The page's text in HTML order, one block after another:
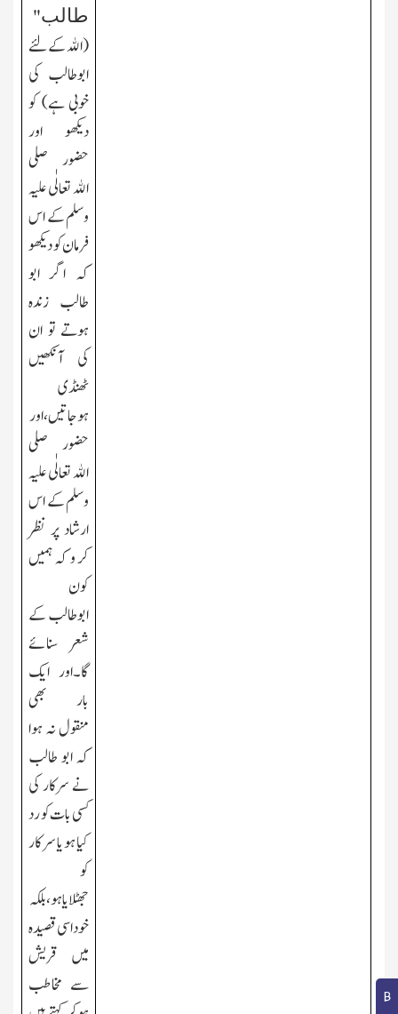
طالب"
(الله کےلئے
ابوطالب کی
خوبی ہے) کو
دیکھو اور
حضور صلی
الله تعالٰی علیہ
وسلم کے اس
فرمان کو دیکھو
کہ اگر ابو
طالب زندہ
ہوتے تو ان
کی آنکھیں
ٹھنڈی
ہوجاتیں،اور
حضور صلی
الله تعالٰی علیہ
وسلم کے اس
ارشاد پر نظر
کر و کہ ہمیں
کون
ابوطالب کے
شعر سنائے
گا۔اور ایك
بار بھی
منقول نہ ہوا
کہ ابو طالب
نے سرکار کی
کسی بات کو رد
کیا ہو یا سر کار
کو
جھٹلایاہو،بلکہ
خود اسی قصید ہ
میں قریش
سے مخاطب